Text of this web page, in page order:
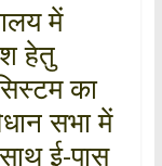
में
हेतु
का
सभा में
ई-पास